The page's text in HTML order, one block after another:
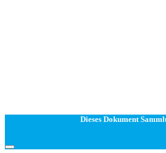
Dieses Dokument